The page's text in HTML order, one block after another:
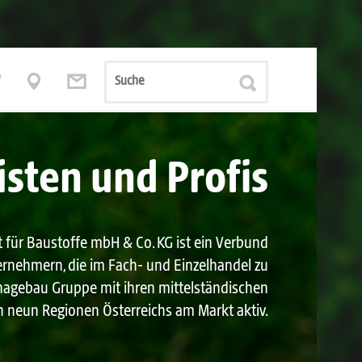
 


Leistungserklärungen
Normenindex
Baurecht
und Profis
Baustoffe mbH & Co. KG ist ein Verbund
die im Fach- und Einzelhandel zu
Gruppe mit ihren mittel­ständischen
neun Regionen Österreichs am Markt aktiv.